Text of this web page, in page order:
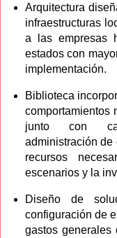
Arquitectura
infraestructuras
a las empresas
estados con
implementación.
Biblioteca
comportamientos
junto con
administración
recursos
escenarios y la
Diseño de
configuración de
gastos generales